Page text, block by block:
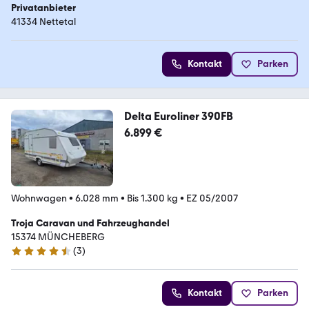
Privatanbieter
41334 Nettetal
Kontakt Parken
Delta Euroliner 390FB
6.899 €
Wohnwagen • 6.028 mm • Bis 1.300 kg • EZ 05/2007
Troja Caravan und Fahrzeughandel
15374 MÜNCHEBERG
4.3 Sterne
(3)
Kontakt Parken